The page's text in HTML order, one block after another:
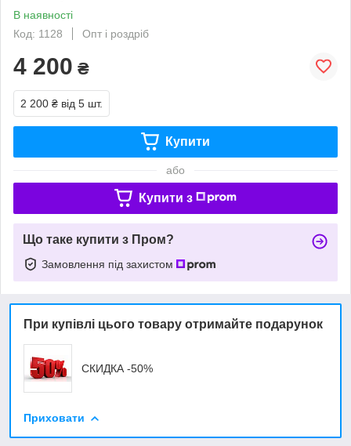
В наявності
Код: 1128
Опт і роздріб
4 200 ₴
2 200 ₴ від 5 шт.
Купити
або
Купити з
Що таке купити з Пром?
Замовлення під захистом
При купівлі цього товару отримайте подарунок
СКИДКА -50%
Приховати